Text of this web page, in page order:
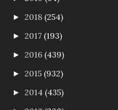
► 2018 (254)
► 2017 (193)
► 2016 (439)
► 2015 (932)
► 2014 (435)